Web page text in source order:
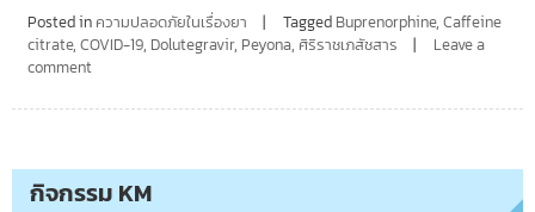
Posted in ความปลอดภัยในเรื่องยา Tagged Buprenorphine, Caffeine
citrate, COVID-19, Dolutegravir, Peyona, ศิริราชเภสัชสาร
Leave a
comment
กิจกรรม KM